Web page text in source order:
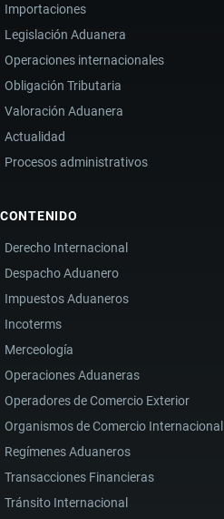
Importaciones
Legislación Aduanera
Operaciones internacionales
Obligación Tributaria
Valoración Aduanera
Actualidad
Procesos administrativos
CONTENIDO
Derecho Internacional
Despacho Aduanero
Impuestos Aduaneros
Incoterms
Merceología
Operaciones Aduaneras
Operadores de Comercio Exterior
Organismos de Comercio Internacional
Regímenes Aduaneros
Transacciones Financieras
Tránsito Internacional